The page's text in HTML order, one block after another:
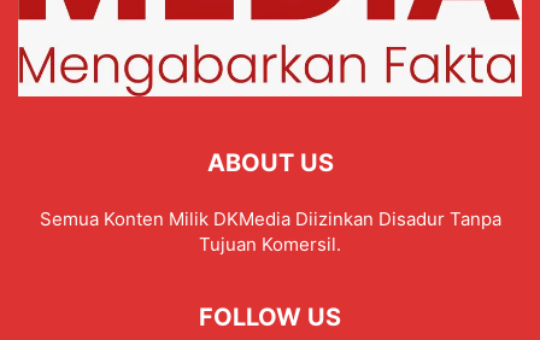
ABOUT US
Semua Konten Milik DKMedia Diizinkan Disadur Tanpa
Tujuan Komersil.
FOLLOW US